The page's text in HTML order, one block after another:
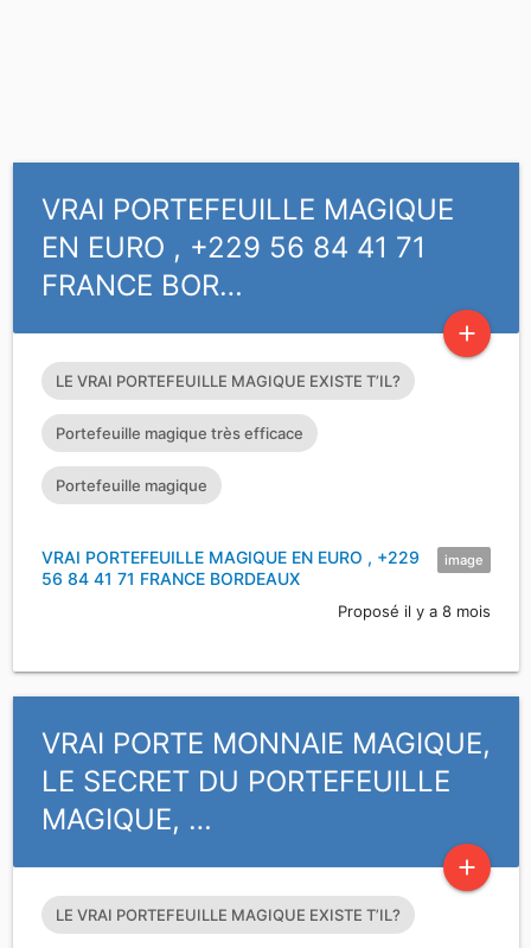
VRAI PORTEFEUILLE MAGIQUE
EN EURO , +229 56 84 41 71
FRANCE BOR…
add
LE VRAI PORTEFEUILLE MAGIQUE EXISTE T’IL?
Portefeuille magique très efficace
Portefeuille magique
image
VRAI PORTEFEUILLE MAGIQUE EN EURO , +229
56 84 41 71 FRANCE BORDEAUX
Proposé il y a 8 mois
VRAI PORTE MONNAIE MAGIQUE,
LE SECRET DU PORTEFEUILLE
MAGIQUE, …
add
LE VRAI PORTEFEUILLE MAGIQUE EXISTE T’IL?